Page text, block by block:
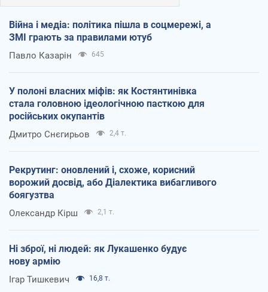
Війна і медіа: політика пішла в соцмережі, а
ЗМІ грають за правилами ютуб
Павло Казарін 645
У полоні власних міфів: як Костянтинівка
стала головною ідеологічною пасткою для
російських окупантів
Дмитро Снєгирьов 2,4 т.
Рекрутинг: оновлений і, схоже, корисний
ворожий досвід, або Діалектика вибагливого
боягузтва
Олександр Кірш 2,1 т.
Ні зброї, ні людей: як Лукашенко будує
нову армію
Ігар Тишкевич 16,8 т.